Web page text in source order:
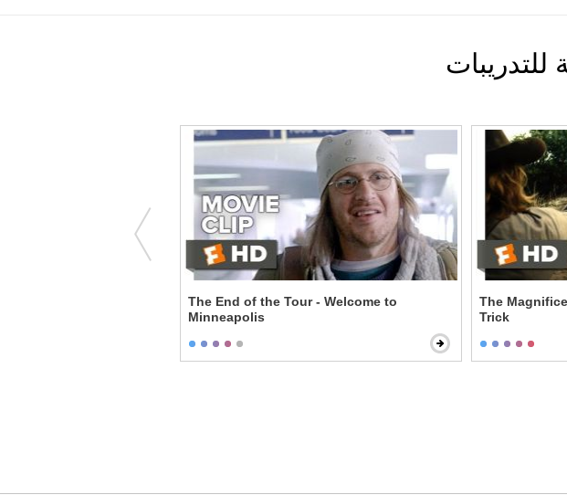
The End of the Tour - Welcome to
Minneapolis
The
Trick